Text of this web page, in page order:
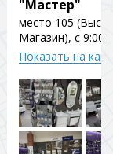
"Мастер"
место 105
Магазин), с 9:00
Показать на